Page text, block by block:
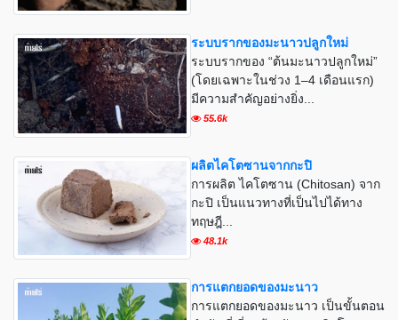
ระบบรากของมะนาวปลูกใหม่
ระบบรากของ “ต้นมะนาวปลูกใหม่”
(โดยเฉพาะในช่วง 1–4 เดือนแรก)
มีความสำคัญอย่างยิ่ง...
55.6k
ผลิตไคโตซานจากกะปิ
การผลิต ไคโตซาน (Chitosan) จาก
กะปิ เป็นแนวทางที่เป็นไปได้ทาง
ทฤษฎี...
48.1k
การแตกยอดของมะนาว
การแตกยอดของมะนาว เป็นขั้นตอน